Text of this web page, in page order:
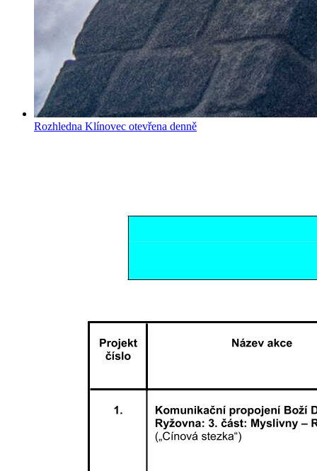
Rozhledna Klínovec otevřena denně